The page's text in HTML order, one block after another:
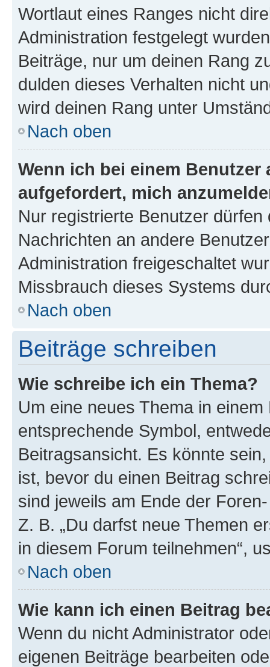
Wortlaut eines Ranges nicht
Administration festgelegt
Beiträge, nur um deinen Rang
dulden dieses Verhalten nicht
wird deinen Rang unter
Nach oben
Wenn ich bei einem
aufgefordert, mich
Nur registrierte Benutzer
Nachrichten an andere
Administration freigeschaltet
Missbrauch dieses Systems
Nach oben
Beiträge schreiben
Wie schreibe ich ein Thema?
Um eine neues Thema in
entsprechende Symbol,
Beitragsansicht. Es könnte
ist, bevor du einen Beitrag
sind jeweils am Ende der
Z. B. „Du darfst neue Themen
in diesem Forum teilnehmen“,
Nach oben
Wie kann ich einen Beitrag
Wenn du nicht Administrator
eigenen Beiträge bearbeiten